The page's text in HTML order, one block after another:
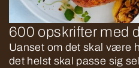
600 opskrifter med
Uanset om det skal være
det helst skal passe sig